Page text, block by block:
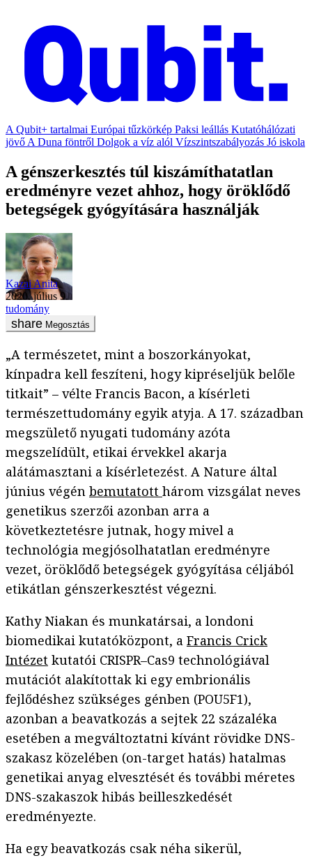
A Qubit+ tartalmai Európai tűzkörkép Paksi leállás Kutatóhálózati
jövő A Duna föntről Dolgok a víz alól Vízszintszabályozás Jó iskola
A génszerkesztés túl kiszámíthatatlan
eredményre vezet ahhoz, hogy öröklődő
betegségek gyógyítására használják
Kazai Anita
2020. július 9.
tudomány
Megosztás
„A természetet, mint a boszorkányokat,
kínpadra kell feszíteni, hogy kipréseljük belőle
titkait” – vélte Francis Bacon, a kísérleti
természettudomány egyik atyja. A 17. században
megszülető nyugati tudomány azóta
megszelídült, etikai érvekkel akarja
alátámasztani a kísérletezést. A Nature által
június végén bemutatott három vizsgálat neves
genetikus szerzői azonban arra a
következtetésre jutnak, hogy mivel a
technológia megjósolhatatlan eredményre
vezet, öröklődő betegségek gyógyítása céljából
etikátlan génszerkesztést végezni.
Kathy Niakan és munkatársai, a londoni
biomedikai kutatóközpont, a Francis Crick
Intézet kutatói CRISPR–Cas9 technológiával
mutációt alakítottak ki egy embrionális
fejlődéshez szükséges génben (POU5F1),
azonban a beavatkozás a sejtek 22 százaléka
esetében a megváltoztatni kívánt rövidke DNS-
szakasz közelében (on-target hatás) hatalmas
genetikai anyag elvesztését és további méretes
DNS-szakaszok hibás beilleszkedését
eredményezte.
Ha egy beavatkozás csak néha sikerül,